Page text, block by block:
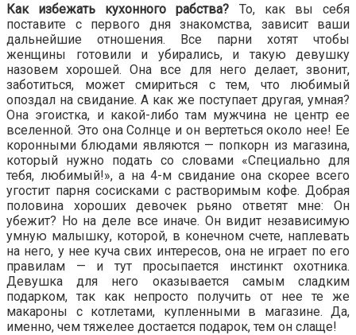
Как избежать кухонного рабства? То, как вы себя
поставите с первого дня знакомства, зависит ваши
дальнейшие отношения. Все парни хотят чтобы
женщины готовили и убирались, и такую девушку
назовем хорошей. Она все для него делает, звонит,
заботиться, может смириться с тем, что любимый
опоздал на свидание. А как же поступает другая, умная?
Она эгоистка, и какой-либо там мужчина не центр ее
вселенной. Это она Солнце и он вертеться около нее! Ее
коронными блюдами являются — попкорн из магазина,
который нужно подать со словами «Специально для
тебя, любимый!», а на 4-м свидание она скорее всего
угостит парня сосисками с растворимым кофе. Добрая
половина хороших девочек рьяно ответят мне: Он
убежит? Но на деле все иначе. Он видит независимую
умную малышку, которой, в конечном счете, наплевать
на него, у нее куча свих интересов, она не играет по его
правилам — и тут просыпается инстинкт охотника.
Девушка для него оказывается самым сладким
подарком, так как непросто получить от нее те же
макароны с котлетами, купленными в магазине. Да,
именно, чем тяжелее достается подарок, тем он слаще!